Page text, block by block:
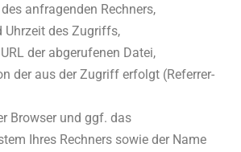
anfragenden Rechners,
Uhrzeit des Zugriffs,
der abgerufenen Datei,
der aus der Zugriff erfolgt (Referrer-
Browser und ggf. das
Ihres Rechners sowie der Name